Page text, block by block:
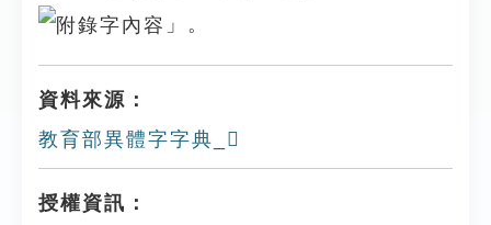
」。
資料來源：
教育部異體字字典_𠧏
授權資訊：